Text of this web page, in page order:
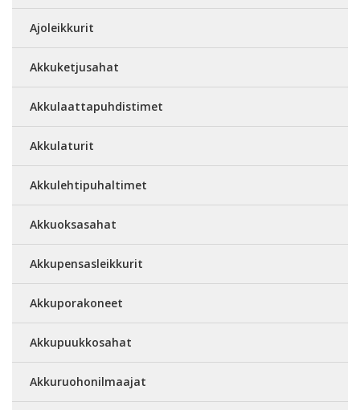
Ajoleikkurit
Akkuketjusahat
Akkulaattapuhdistimet
Akkulaturit
Akkulehtipuhaltimet
Akkuoksasahat
Akkupensasleikkurit
Akkuporakoneet
Akkupuukkosahat
Akkuruohonilmaajat